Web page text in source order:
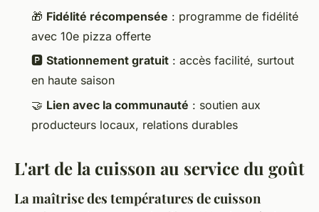
🎁 Fidélité récompensée : programme de fidélité
avec 10e pizza offerte
🅿️ Stationnement gratuit : accès facilité, surtout
en haute saison
🤝 Lien avec la communauté : soutien aux
producteurs locaux, relations durables
L'art de la cuisson au service du goût
La maîtrise des températures de cuisson